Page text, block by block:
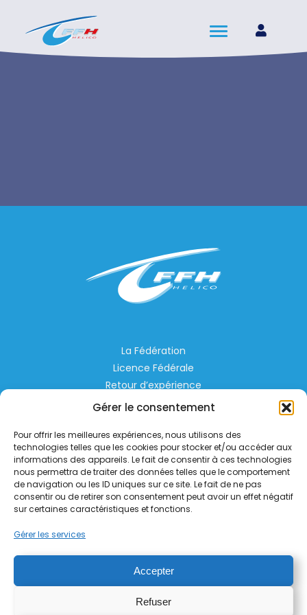
Gérer le consentement
Pour offrir les meilleures expériences, nous utilisons des
technologies telles que les cookies pour stocker et/ou accéder aux
informations des appareils. Le fait de consentir à ces technologies
nous permettra de traiter des données telles que le comportement
de navigation ou les ID uniques sur ce site. Le fait de ne pas
consentir ou de retirer son consentement peut avoir un effet négatif
sur certaines caractéristiques et fonctions.
Gérer les services
Accepter
Refuser
La Fédération
Licence Fédérale
Retour d’expérience
Espace Privé
Liens Utiles
Aérodrome de Lognes Emerainville
77185 LOGNES
contact@helico.org